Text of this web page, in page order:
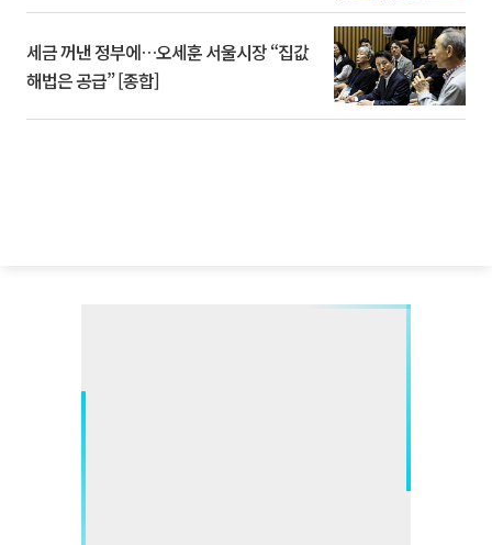
세금 꺼낸 정부에…오세훈 서울시장 “집값
해법은 공급” [종합]